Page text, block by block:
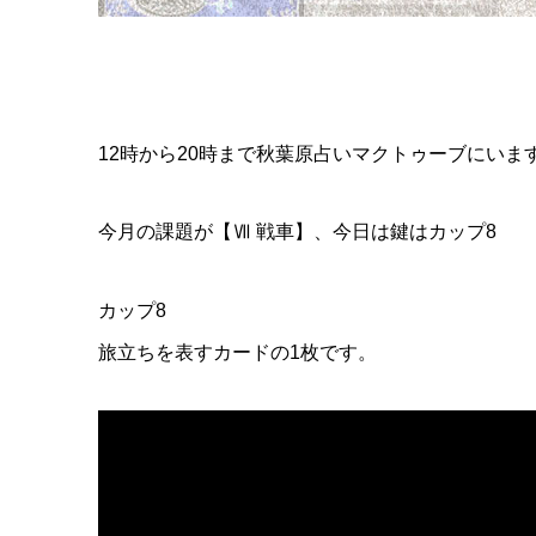
12時から20時まで秋葉原占いマクトゥーブにいま
今月の課題が【Ⅶ 戦車】、今日は鍵はカップ8
カップ8
旅立ちを表すカードの1枚です。